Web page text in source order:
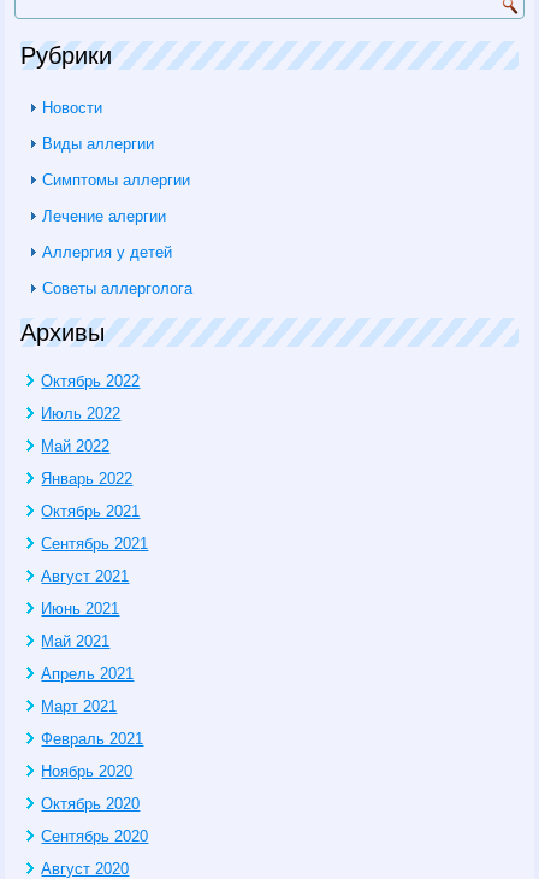
Рубрики
Новости
Виды аллергии
Симптомы аллергии
Лечение алергии
Аллергия у детей
Советы аллерголога
Архивы
Октябрь 2022
Июль 2022
Май 2022
Январь 2022
Октябрь 2021
Сентябрь 2021
Август 2021
Июнь 2021
Май 2021
Апрель 2021
Март 2021
Февраль 2021
Ноябрь 2020
Октябрь 2020
Сентябрь 2020
Август 2020